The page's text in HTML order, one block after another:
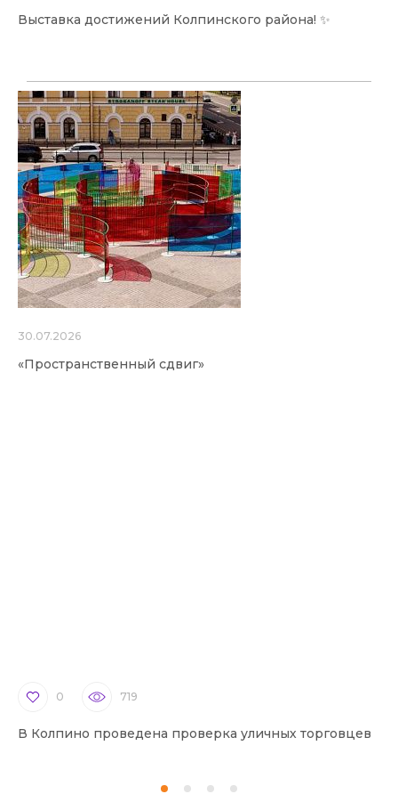
Выставка достижений Колпинского района! ✨
30.07.2026
«Пространственный сдвиг»
0 719
В Колпино проведена проверка уличных торговцев